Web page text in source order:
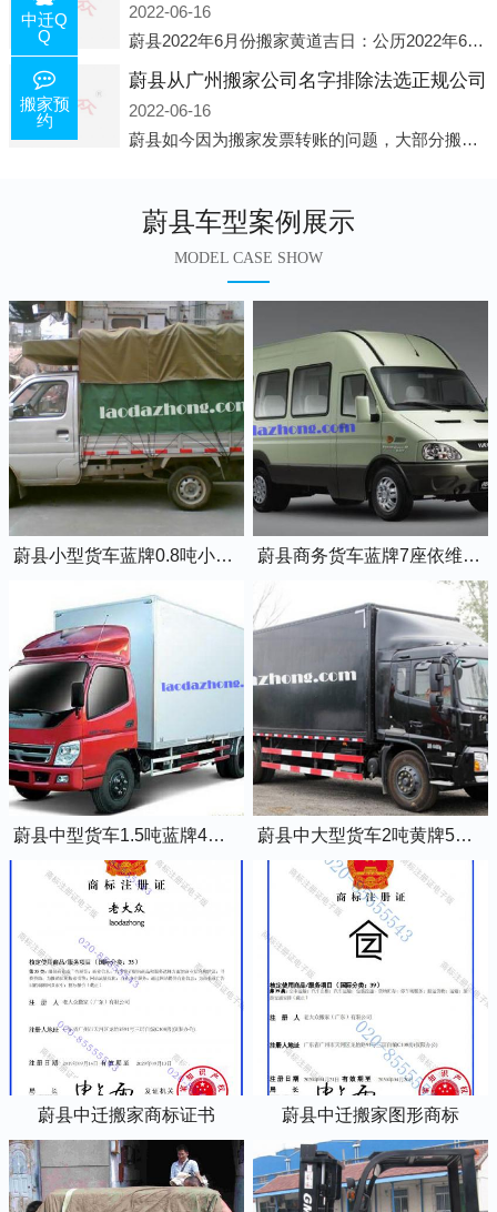
2022-06-16
蔚县2022年6月份搬家黄道吉日：公历2022年6月1日 农历五月初三 星期三 冲兔(己卯)公历2022年6月4日 农历五月初六 星期六 冲马(壬午)公历2022年6月8日 农历五月初十 星期三 冲狗(丙
蔚县从广州搬家公司名字排除法选正规公司
2022-06-16
蔚县如今因为搬家发票转账的问题，大部分搬家公司都已经注册了营业执照，早5年前基本上所谓的搬家公司都是无注册状态也就是无照营业，由于企业注册量大增所以各种企业信息展示平台如雨后春笋般遍地开花，如：天眼查，企
蔚县车型案例展示
MODEL CASE SHOW
蔚县小型货车蓝牌0.8吨小卡车 蔚县商务货车蓝牌7座依维柯全顺车
蔚县中型货车1.5吨蓝牌4米2厢式货车 蔚县中大型货车2吨黄牌5米2厢式货车
蔚县中迁搬家商标证书 蔚县中迁搬家图形商标
中迁Q
Q
搬家预
约